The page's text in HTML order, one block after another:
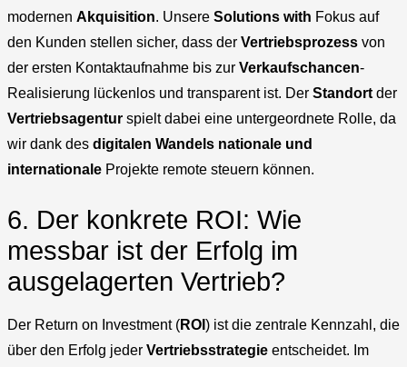
modernen Akquisition. Unsere Solutions with Fokus auf
den Kunden stellen sicher, dass der Vertriebsprozess von
der ersten Kontaktaufnahme bis zur Verkaufschancen-
Realisierung lückenlos und transparent ist. Der Standort der
Vertriebsagentur spielt dabei eine untergeordnete Rolle, da
wir dank des digitalen Wandels nationale und
internationale Projekte remote steuern können.
6. Der konkrete ROI: Wie
messbar ist der Erfolg im
ausgelagerten Vertrieb?
Der Return on Investment (ROI ) ist die zentrale Kennzahl, die
über den Erfolg jeder Vertriebsstrategie entscheidet. Im